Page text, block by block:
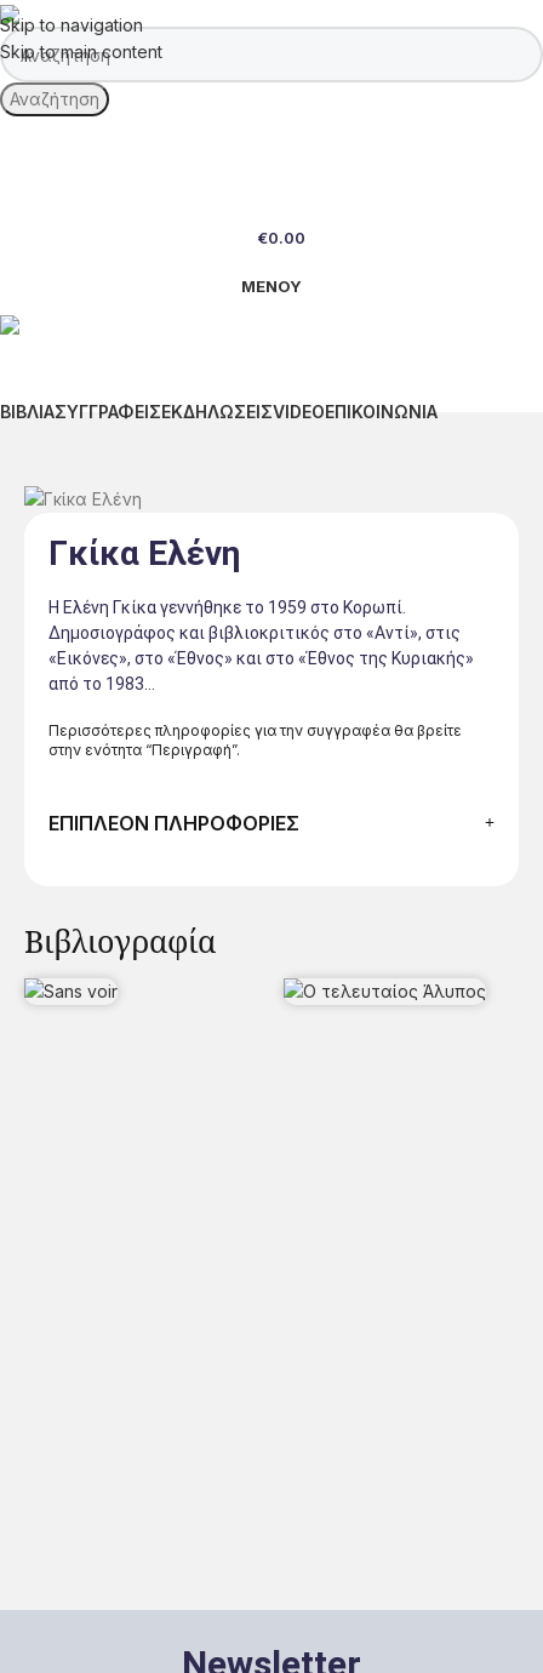
Skip to navigation
Skip to main content
Αναζήτηση
€0.00
ΜΕΝΟΥ
ΒΙΒΛΙΑΣΥΓΓΡΑΦΕΙΣΕΚΔΗΛΩΣΕΙΣVIDEOΕΠΙΚΟΙΝΩΝΙΑ
Γκίκα Ελένη
Η Ελένη Γκίκα γεννήθηκε το 1959 στο Κορωπί.
Δημοσιογράφος και βιβλιοκριτικός στο «Αντί», στις
«Εικόνες», στο «Έθνος» και στο «Έθνος της Κυριακής»
από το 1983…
Περισσότερες πληροφορίες για την συγγραφέα θα βρείτε
στην ενότητα “Περιγραφή”.
ΕΠΙΠΛΕΟΝ ΠΛΗΡΟΦΟΡΙΕΣ
Βιβλιογραφία
Newsletter